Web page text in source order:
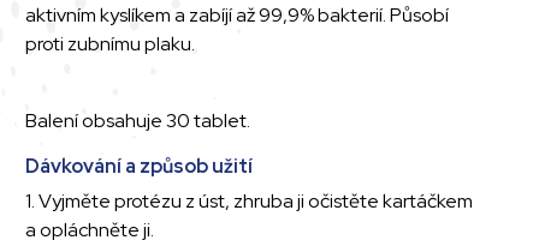
aktivním kyslíkem a zabíjí až 99,9% bakterií. Působí
proti zubnímu plaku.
Balení obsahuje 30 tablet.
Dávkování a způsob užití
1. Vyjměte protézu z úst, zhruba ji očistěte kartáčkem
a opláchněte ji.